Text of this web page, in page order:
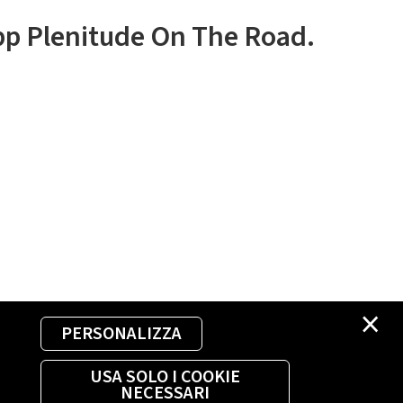
×
PERSONALIZZA
USA SOLO I COOKIE
NECESSARI
Plenitude On The Road.